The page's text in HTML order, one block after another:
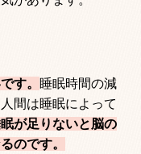
す。 睡眠時間の減
間は睡眠によって
が足りないと脳の
のです。